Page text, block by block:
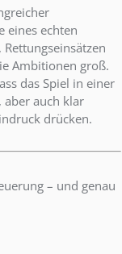
eines echten
Ambitionen groß.
das Spiel in einer
aber auch klar
drücken.
– und genau